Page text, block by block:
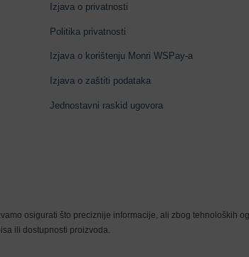
Izjava o privatnosti
Politika privatnosti
Izjava o korištenju Monri WSPay-a
Izjava o zaštiti podataka
Jednostavni raskid ugovora
osigurati što preciznije informacije, ali zbog tehnoloških
ili dostupnosti proizvoda.